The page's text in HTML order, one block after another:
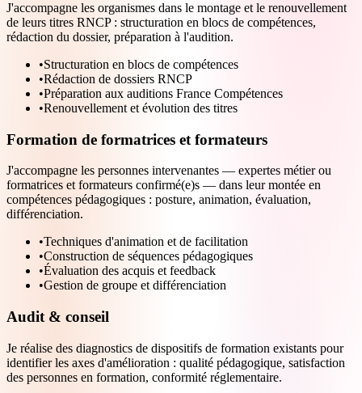
J'accompagne les organismes dans le montage et le renouvellement
de leurs titres RNCP : structuration en blocs de compétences,
rédaction du dossier, préparation à l'audition.
•Structuration en blocs de compétences
•Rédaction de dossiers RNCP
•Préparation aux auditions France Compétences
•Renouvellement et évolution des titres
Formation de formatrices et formateurs
J'accompagne les personnes intervenantes — expertes métier ou
formatrices et formateurs confirmé(e)s — dans leur montée en
compétences pédagogiques : posture, animation, évaluation,
différenciation.
•Techniques d'animation et de facilitation
•Construction de séquences pédagogiques
•Évaluation des acquis et feedback
•Gestion de groupe et différenciation
Audit & conseil
Je réalise des diagnostics de dispositifs de formation existants pour
identifier les axes d'amélioration : qualité pédagogique, satisfaction
des personnes en formation, conformité réglementaire.